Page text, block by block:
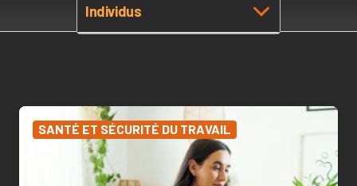
Individus
SANTÉ ET SÉCURITÉ DU TRAVAIL